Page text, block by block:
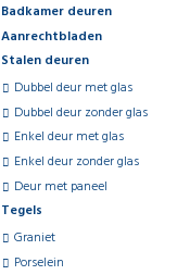
Badkamer deuren
Aanrechtbladen
Stalen deuren
Dubbel deur met glas
Dubbel deur zonder glas
Enkel deur met glas
Enkel deur zonder glas
Deur met paneel
Tegels
Graniet
Porselein